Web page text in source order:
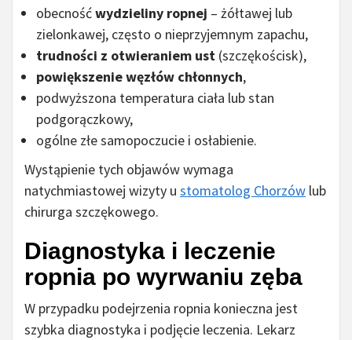
obecnośćwydzieliny ropnej – żółtawej lub
zielonkawej, często o nieprzyjemnym zapachu,
trudności z otwieraniem ust (szczękościsk),
powiększenie węzłów chłonnych,
podwyższona temperatura ciała lub stan
podgorączkowy,
ogólne złe samopoczucie i osłabienie.
Wystąpienie tych objawów wymaga
natychmiastowej wizyty u stomatolog Chorzów lub
chirurga szczękowego.
Diagnostyka i leczenie
ropnia po wyrwaniu zęba
W przypadku podejrzenia ropnia konieczna jest
szybka diagnostyka i podjęcie leczenia. Lekarz